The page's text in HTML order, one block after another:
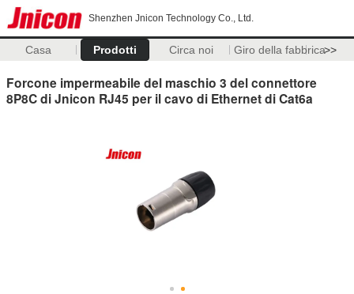
Shenzhen Jnicon Technology Co., Ltd.
Casa Prodotti Circa noi Giro della fabbrica>>
Forcone impermeabile del maschio 3 del connettore
8P8C di Jnicon RJ45 per il cavo di Ethernet di Cat6a